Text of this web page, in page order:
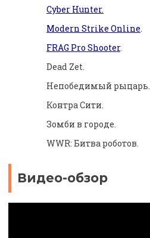
Cyber Hunter.
Modern Strike Online.
FRAG Pro Shooter.
Dead Zet.
Непобедимый рыцарь.
Контра Сити.
Зомби в городе.
WWR: Битва роботов.
Видео-обзор